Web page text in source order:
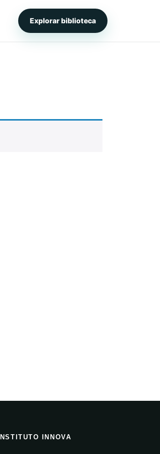
Explorar biblioteca
INSTITUTO INNOVA